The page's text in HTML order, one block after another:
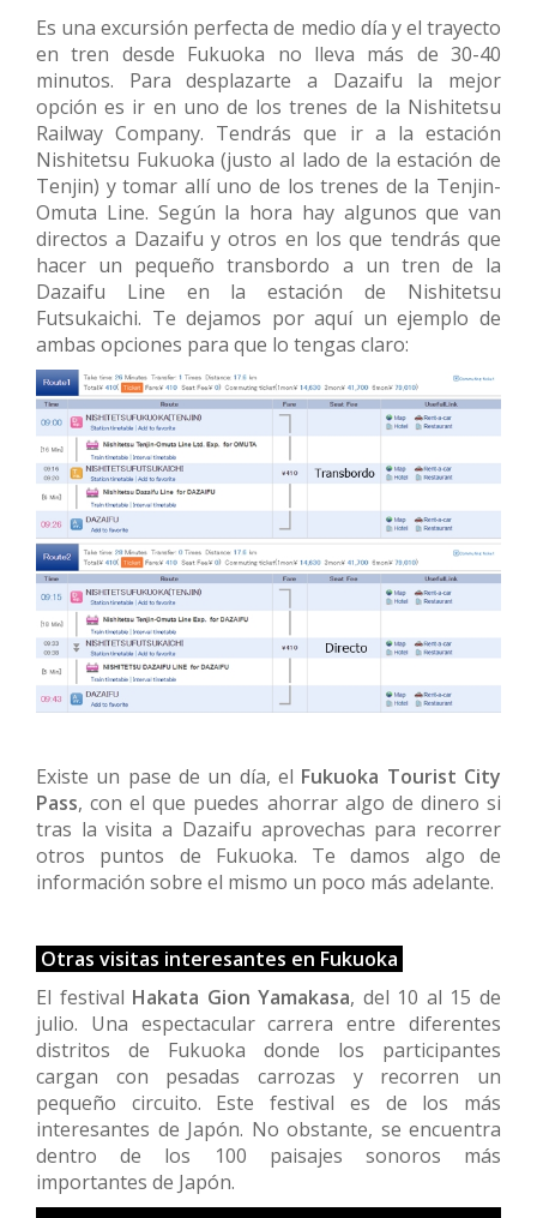
Es una excursión perfecta de medio día y el trayecto
en tren desde Fukuoka no lleva más de 30-40
minutos. Para desplazarte a Dazaifu la mejor
opción es ir en uno de los trenes de la Nishitetsu
Railway Company. Tendrás que ir a la estación
Nishitetsu Fukuoka (justo al lado de la estación de
Tenjin) y tomar allí uno de los trenes de la Tenjin-
Omuta Line. Según la hora hay algunos que van
directos a Dazaifu y otros en los que tendrás que
hacer un pequeño transbordo a un tren de la
Dazaifu Line en la estación de Nishitetsu
Futsukaichi. Te dejamos por aquí un ejemplo de
ambas opciones para que lo tengas claro:
Existe un pase de un día, el Fukuoka Tourist City
Pass, con el que puedes ahorrar algo de dinero si
tras la visita a Dazaifu aprovechas para recorrer
otros puntos de Fukuoka. Te damos algo de
información sobre el mismo un poco más adelante.
Otras visitas interesantes en Fukuoka
El festival Hakata Gion Yamakasa, del 10 al 15 de
julio. Una espectacular carrera entre diferentes
distritos de Fukuoka donde los participantes
cargan con pesadas carrozas y recorren un
pequeño circuito. Este festival es de los más
interesantes de Japón. No obstante, se encuentra
dentro de los 100 paisajes sonoros más
importantes de Japón.